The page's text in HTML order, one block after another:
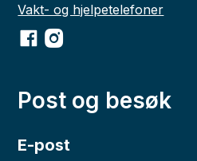
Vakt- og hjelpetelefoner
Facebook
Instagram
Post og besøk
E-post